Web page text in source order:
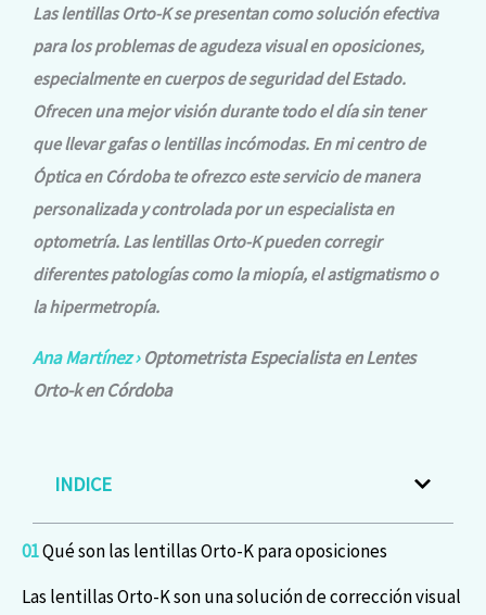
Las lentillas Orto-K se presentan como solución efectiva
para los problemas de agudeza visual en oposiciones,
especialmente en cuerpos de seguridad del Estado.
Ofrecen una mejor visión durante todo el día sin tener
que llevar gafas o lentillas incómodas. En mi centro de
Óptica en Córdoba te ofrezco este servicio de manera
personalizada y controlada por un especialista en
optometría. Las lentillas Orto-K pueden corregir
diferentes patologías como la miopía, el astigmatismo o
la hipermetropía.
Ana Martínez ›Optometrista Especialista en Lentes
Orto-k en Córdoba
INDICE
01Qué son las lentillas Orto-K para oposiciones
Las lentillas Orto-K son una solución de corrección visual